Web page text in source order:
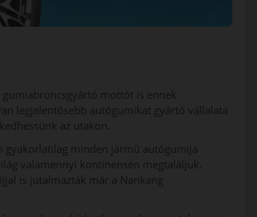
mottót is ennek
legjelentősebb autógumikat gyártó vállalata
az utakon.
gyakorlatilag minden jármű autógumija
valamennyi kontinensén megtaláljuk.
is jutalmazták már a Nankang